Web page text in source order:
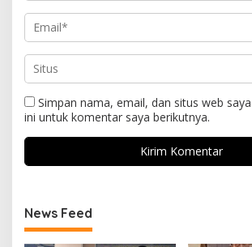
Simpan nama, email, dan situs web
ini untuk komentar saya berikutnya.
News Feed